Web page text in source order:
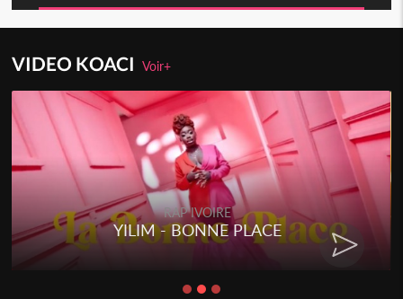
VIDEO KOACIVoir+
RAP IVOIRE
YILIM - BONNE PLACE